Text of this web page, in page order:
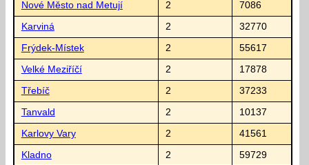
Nové Město nad Metují 2 7086
Karviná 2 32770
Frýdek-Místek 2 55617
Velké Meziříčí 2 17878
Třebíč 2 37233
Tanvald 2 10137
Karlovy Vary 2 41561
Kladno 2 59729